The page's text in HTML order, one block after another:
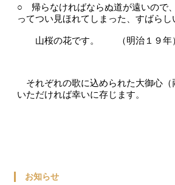
○ 帰らなければならぬ道が遠いので
ってつい見ほれてしまった、すばらし
山桜の花です。 （明治１９年
それぞれの歌に込められた大御心（
いただければ幸いに存じます。
お知らせ